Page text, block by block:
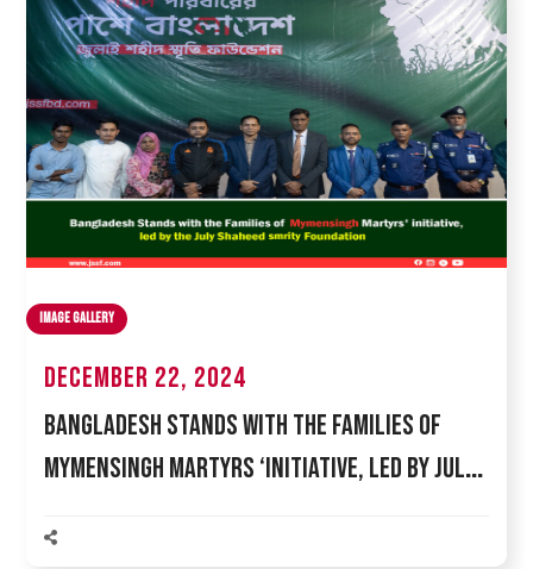
Image Gallery
December 22, 2024
Bangladesh Stands with the Families of
Mymensingh Martyrs ‘initiative, led by July